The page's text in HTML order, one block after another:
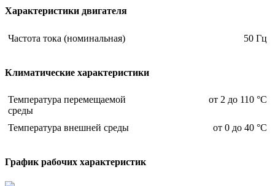
Характеристики двигателя
Частота тока (номинальная) 50 Гц
Климатические характеристики
Температура перемещаемой
среды
от 2 до 110 °С
Температура внешней среды от 0 до 40 °С
График рабочих характеристик